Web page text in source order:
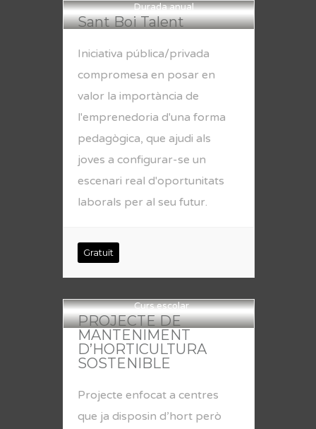
Durada anual
Sant Boi Talent
Iniciativa pública/privada
compromesa en posar en
valor la importància de
l'emprenedoria d'una forma
pedagògica, que ajudi als
joves a configurar-se un
escenari real d'oportunitats
laborals per al seu futur.
Gratuït
Curs escolar
PROJECTE DE
MANTENIMENT
D’HORTICULTURA
SOSTENIBLE
Projecte enfocat a centres
que ja disposin d’hort però